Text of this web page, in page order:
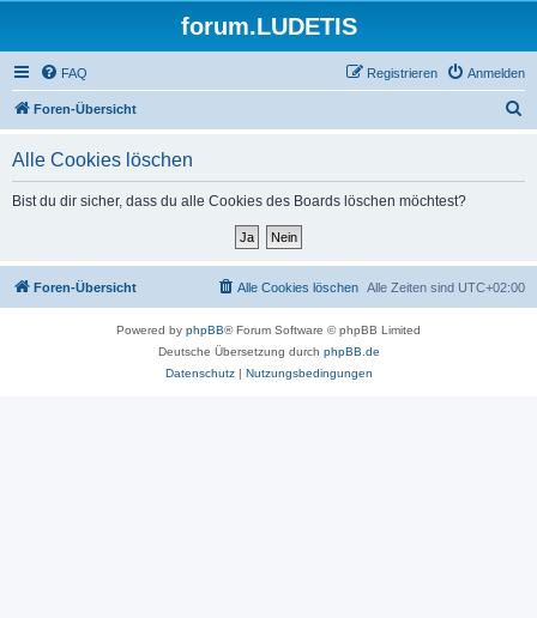
forum.LUDETIS
FAQ Anmelden
Registrieren
Foren-Übersicht
Alle Cookies löschen
Bist du dir sicher, dass du alle Cookies des Boards löschen möchtest?
Foren-Übersicht Alle Zeiten sind UTC+02:00
Alle Cookies löschen
Powered by phpBB® Forum Software © phpBB Limited
Deutsche Übersetzung durch phpBB.de
Datenschutz| Nutzungsbedingungen